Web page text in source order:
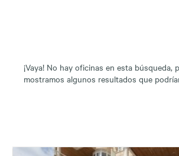
¡Vaya! No hay oficinas en esta búsqueda,
mostramos algunos resultados que